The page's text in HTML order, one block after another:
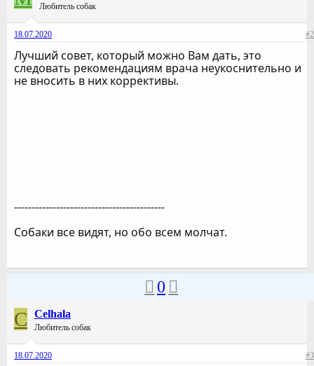
Любитель собак
18.07.2020 #2
Лучший совет, который можно Вам дать, это
следовать рекомендациям врача неукоснительно и
не вносить в них коррективы.
-------------------------------------------
Собаки все видят, но обо всем молчат.
0
C Celhala
Любитель собак
18.07.2020 #3